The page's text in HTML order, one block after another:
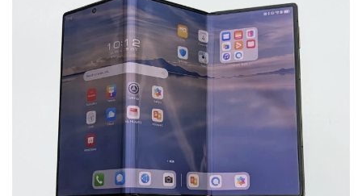
El medio de
comunicación
digital donde
encontrarás
todas las
noticias sobre
tecnología,